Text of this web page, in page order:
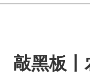
敲黑板丨